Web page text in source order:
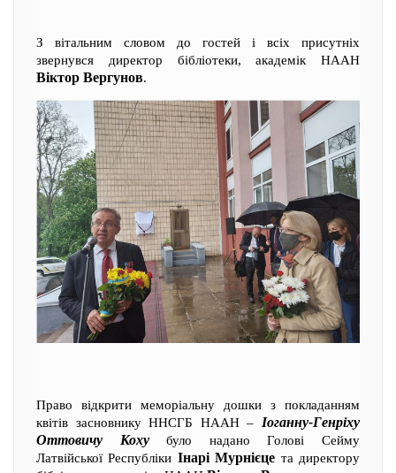
З вітальним словом до гостей і всіх присутніх
звернувся директор бібліотеки, академік НААН
Віктор Вергунов.
Право відкрити меморіальну дошки з покладанням
квітів засновнику ННСГБ НААН – Іоганну-Генріху
Оттовичу Кохубуло надано Голові Сейму
Латвійської Республіки Інарі Мурнієце та директору